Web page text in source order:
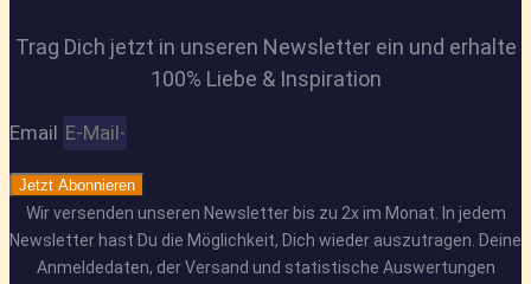
Trag Dich jetzt in unseren Newsletter ein und erhalte
100% Liebe & Inspiration
Email
Jetzt Abonnieren
Wir versenden unseren Newsletter bis zu 2x im Monat. In jedem
Newsletter hast Du die Möglichkeit, Dich wieder auszutragen. Deine
Anmeldedaten, der Versand und statistische Auswertungen